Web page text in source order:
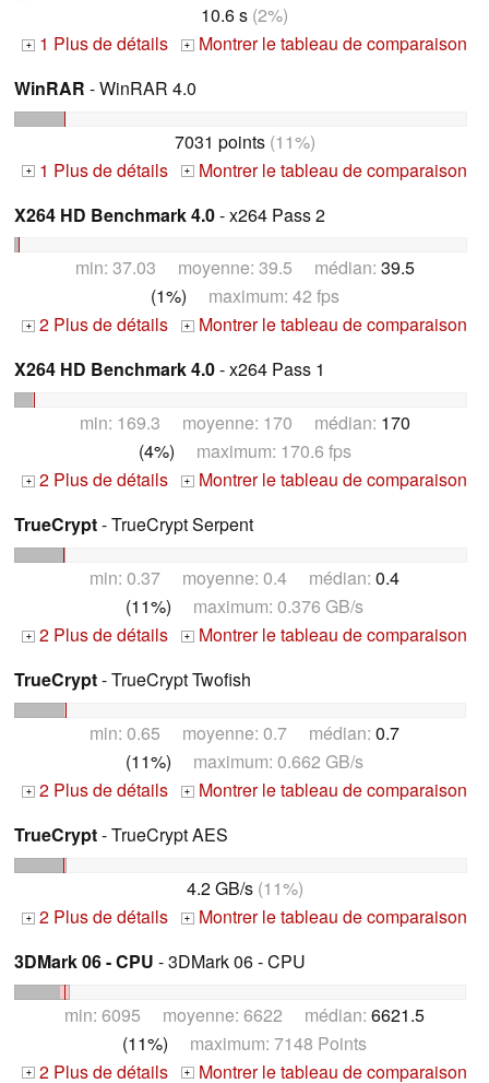
10.6 s (2%)
+ 1 Plus de détails + Montrer le tableau de comparaison
WinRAR - WinRAR 4.0
7031 points(11%)
+ 1 Plus de détails + Montrer le tableau de comparaison
X264 HD Benchmark 4.0- x264 Pass 2
min: 37.03 moyenne: 39.5 médian: 39.5
(1%) maximum: 42 fps
+ 2 Plus de détails + Montrer le tableau de comparaison
X264 HD Benchmark 4.0- x264 Pass 1
min: 169.3 moyenne: 170 médian: 170
(4%) maximum: 170.6 fps
+ 2 Plus de détails + Montrer le tableau de comparaison
TrueCrypt- TrueCrypt Serpent
min: 0.37 moyenne: 0.4 médian: 0.4
(11%) maximum: 0.376 GB/s
+ 2 Plus de détails + Montrer le tableau de comparaison
TrueCrypt- TrueCrypt Twofish
min: 0.65 moyenne: 0.7 médian: 0.7
(11%) maximum: 0.662 GB/s
+ 2 Plus de détails + Montrer le tableau de comparaison
TrueCrypt- TrueCrypt AES
4.2 GB/s(11%)
+ 2 Plus de détails + Montrer le tableau de comparaison
3DMark 06 - CPU - 3DMark 06 - CPU
min: 6095 moyenne: 6622 médian: 6621.5
(11%) maximum: 7148 Points
+ 2 Plus de détails + Montrer le tableau de comparaison